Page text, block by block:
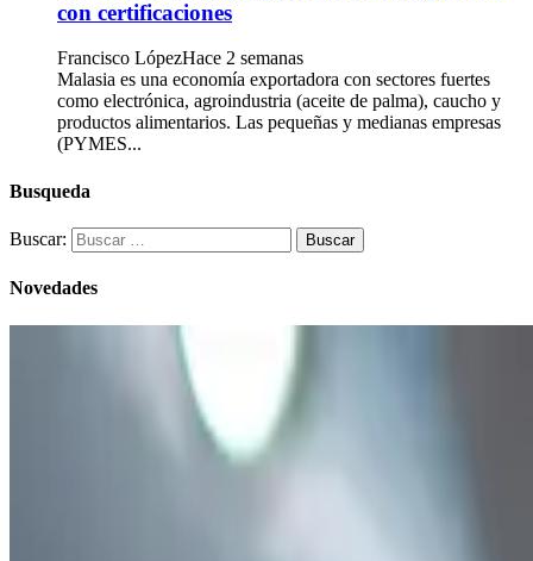
con certificaciones
Francisco LópezHace 2 semanas
Malasia es una economía exportadora con sectores fuertes
como electrónica, agroindustria (aceite de palma), caucho y
productos alimentarios. Las pequeñas y medianas empresas
(PYMES...
Busqueda
Buscar:
Novedades